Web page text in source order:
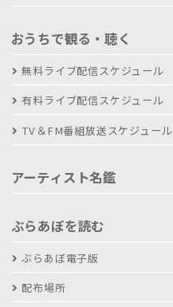
おうちで観る・聴く
無料ライブ配信スケジュール
有料ライブ配信スケジュール
TV＆FM番組放送スケジュール
アーティスト名鑑
ぶらあぼを読む
ぶらあぼ電子版
配布場所